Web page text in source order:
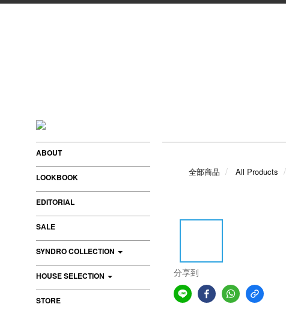
ABOUT
LOOKBOOK
EDITORIAL
SALE
SYNDRO COLLECTION
HOUSE SELECTION
STORE
全部商品 All Products
分享到